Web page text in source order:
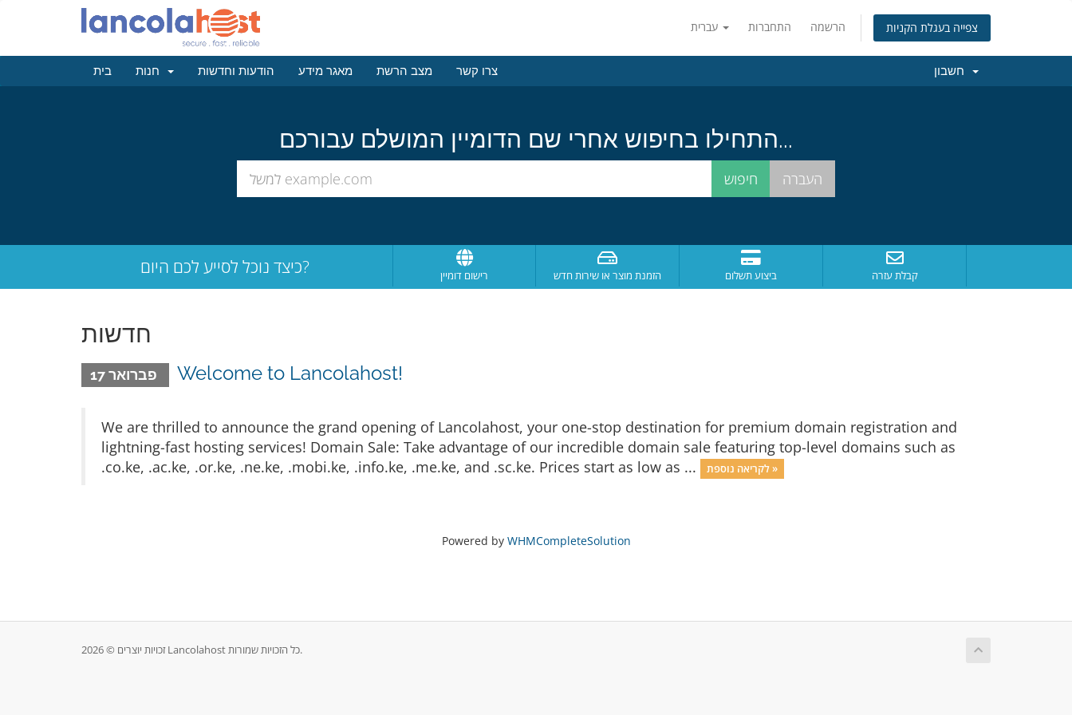
התחברות הרשמה צפייה בעגלת הקניות
בית הודעות וחדשות מאגר מידע מצב הרשת צרו קשר
התחילו בחיפוש אחרי שם הדומיין המושלם עבורכם...
כיצד נוכל לסייע לכם היום? רישום דומיין הזמנת מוצר או שירות חדש ביצוע תשלום קבלת עזרה
חדשות
Welcome to Lancolahost!
We are thrilled to announce the grand opening of Lancolahost, your one-stop destination for premium domain registration and
lightning-fast hosting services! Domain Sale: Take advantage of our incredible domain sale featuring top-level domains such as
.co.ke, .ac.ke, .or.ke, .ne.ke, .mobi.ke, .info.ke, .me.ke, and .sc.ke. Prices start as low as ...
לקריאה נוספת »
Powered by WHMCompleteSolution
זכויות יוצרים © 2026 Lancolahost כל הזכויות שמורות.